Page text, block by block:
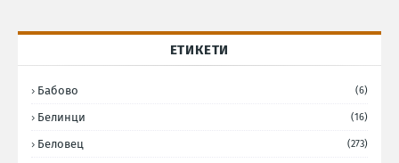
ЕТИКЕТИ
Бабово (6)
Белинци (16)
Беловец (273)